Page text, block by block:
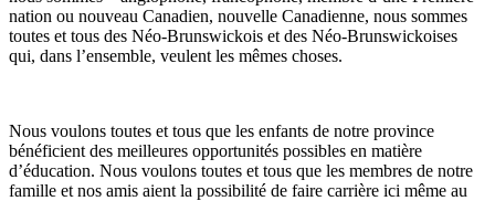
nation ou nouveau Canadien, nouvelle Canadienne, nous sommes
toutes et tous des Néo-Brunswickois et des Néo-Brunswickoises
qui, dans l’ensemble, veulent les mêmes choses.
Nous voulons toutes et tous que les enfants de notre province
bénéficient des meilleures opportunités possibles en matière
d’éducation. Nous voulons toutes et tous que les membres de notre
famille et nos amis aient la possibilité de faire carrière ici même au